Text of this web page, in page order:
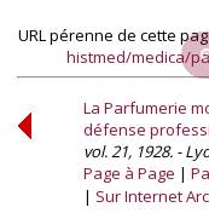
URL pérenne de cette
histmed/medica/
La Parfumerie
défense
vol. 21, 1928. -
Page à Page
Sur Internet